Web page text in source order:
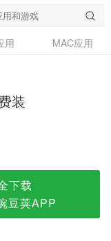
用
MAC应用
装
下载
豆荚APP